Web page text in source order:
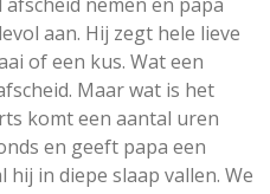
aan. Hij zegt hele lieve
of een kus. Wat een
Maar wat is het
komt een aantal uren
en geeft papa een
in diepe slaap vallen. We